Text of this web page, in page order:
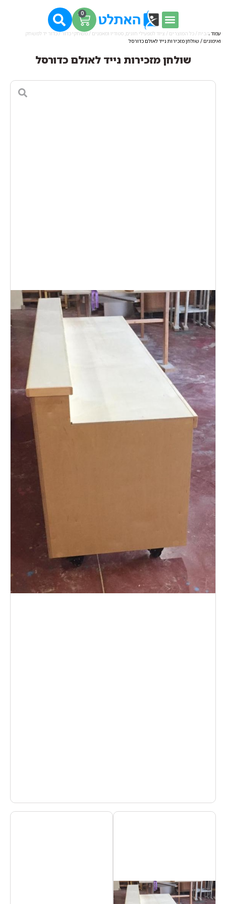
0
עמוד הבית / כל המוצרים / ציוד למפעילי חוגים, סטודיו ומאמנים / משחקי כדור/כדור יד למשחק
ואימונים/ שולחן מזכירות נייד לאולם כדורסל
שולחן מזכירות נייד לאולם כדורסל